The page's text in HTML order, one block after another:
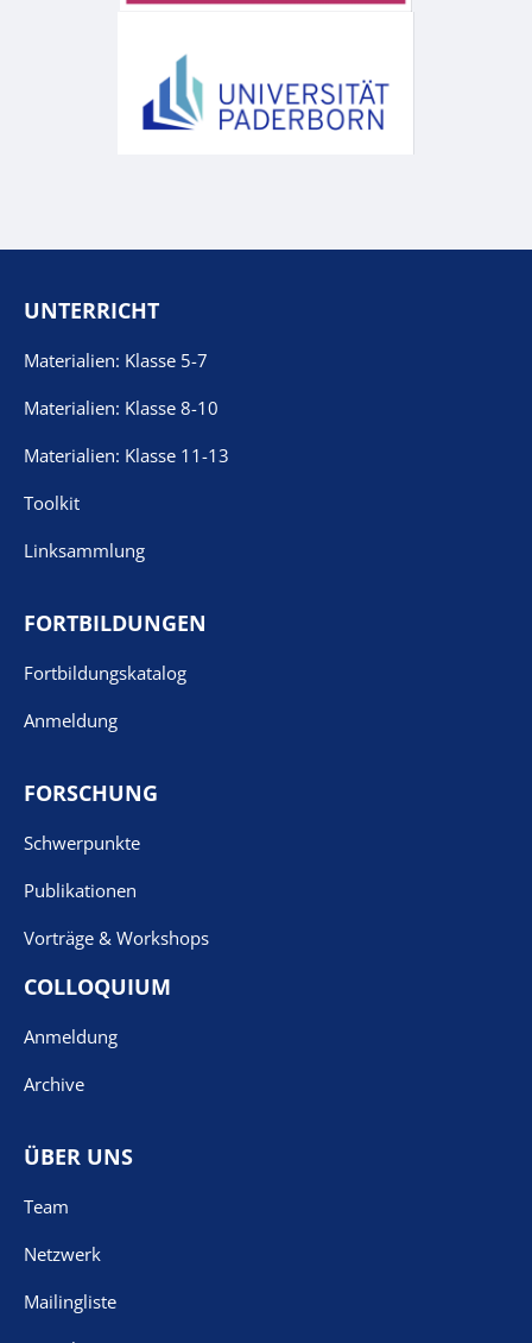
UNTERRICHT
Materialien: Klasse 5-7
Materialien: Klasse 8-10
Materialien: Klasse 11-13
Toolkit
Linksammlung
FORTBILDUNGEN
Fortbildungskatalog
Anmeldung
FORSCHUNG
Schwerpunkte
Publikationen
Vorträge & Workshops
COLLOQUIUM
Anmeldung
Archive
ÜBER UNS
Team
Netzwerk
Mailingliste